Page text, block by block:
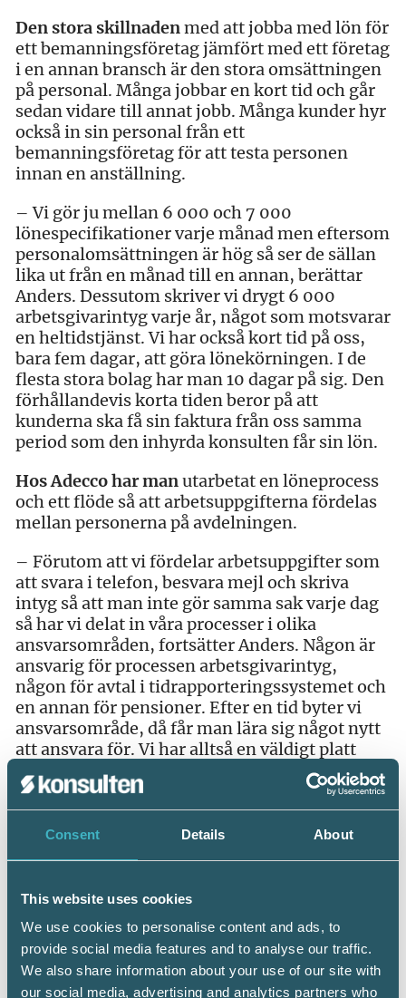
Consent Details About
This website uses cookies
We use cookies to personalise content and ads, to
provide social media features and to analyse our traffic.
We also share information about your use of our site with
our social media, advertising and analytics partners who
Den stora skillnadenmed att jobba med lön för
ett bemanningsföretag jämfört med ett företag
i en annan bransch är den stora omsättningen
på personal. Många jobbar en kort tid och går
sedan vidare till annat jobb. Många kunder hyr
också in sin personal från ett
bemanningsföretag för att testa personen
innan en anställning.
– Vi gör ju mellan 6 000 och 7 000
lönespecifikationer varje månad men eftersom
personalomsättningen är hög så ser de sällan
lika ut från en månad till en annan, berättar
Anders. Dessutom skriver vi drygt 6 000
arbetsgivarintyg varje år, något som motsvarar
en heltidstjänst. Vi har också kort tid på oss,
bara fem dagar, att göra lönekörningen. I de
flesta stora bolag har man 10 dagar på sig. Den
förhållandevis korta tiden beror på att
kunderna ska få sin faktura från oss samma
period som den inhyrda konsulten får sin lön.
Hos Adecco har manutarbetat en löneprocess
och ett flöde så att arbetsuppgifterna fördelas
mellan personerna på avdelningen.
– Förutom att vi fördelar arbetsuppgifter som
att svara i telefon, besvara mejl och skriva
intyg så att man inte gör samma sak varje dag
så har vi delat in våra processer i olika
ansvarsområden, fortsätter Anders. Någon är
ansvarig för processen arbetsgivarintyg,
någon för avtal i tidrapporteringssystemet och
en annan för pensioner. Efter en tid byter vi
ansvarsområde, då får man lära sig något nytt
att ansvara för. Vi har alltså en väldigt platt
organisation här. Genom vårt arbetssätt
breddar vi kompetensen och det finns goda
möjligheter att utvecklas inom yrket. Det gör
också att jobbet blir roligare.